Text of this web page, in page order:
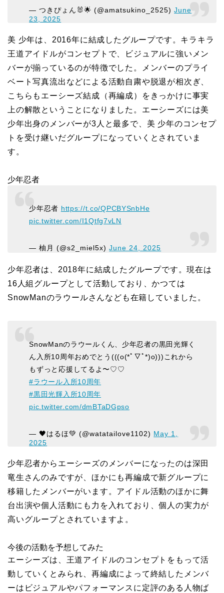
— つきぴょん🐰🌟 (@amatsukino_2525)June
23, 2025
美 少年は、2016年に結成したグループです。キラキラ
王道アイドルがコンセプトで、ビジュアルに強いメン
バーが揃っているのが特徴でした。メンバーのプライ
ベート写真流出などによる活動自粛や脱退が相次ぎ、
こちらもエーシーズ結成（再編成）をきっかけに事実
上の解散ということになりました。エーシーズには美
少年出身のメンバーが3人と最多で、美 少年のコンセプ
トを受け継いだグループになっていくとされていま
す。
少年忍者
少年忍者 https://t.co/QPCBYSnbHe
pic.twitter.com/I1Qtfg7vLN
— 柚月 (@s2_miel5x)June 24, 2025
少年忍者は、2018年に結成したグループです。現在は
16人組グループとして活動しており、かつては
SnowManのラウールさんなども在籍していました。
SnowManのラウールくん、少年忍者の黒田光輝く
ん入所10周年おめでとう(((o(*ﾟ▽ﾟ*)o)))これから
もずっと応援してるよ〜♡♡
#ラウール入所10周年
#黒田光輝入所10周年
pic.twitter.com/dmBTaDGpso
— 🖤はるほ💚 (@watatailove1102) May 1,
2025
少年忍者からエーシーズのメンバーになったのは深田
竜生さんのみですが、ほかにも再編成で新グループに
移籍したメンバーがいます。アイドル活動のほかに舞
台出演や個人活動にも力を入れており、個人の実力が
高いグループとされていますよ。
今後の活動を予想してみた
エーシーズは、王道アイドルのコンセプトをもって活
動していくとみられ、再編成によって終結したメンバ
ーはビジュアルやパフォーマンスに定評のある人物ば